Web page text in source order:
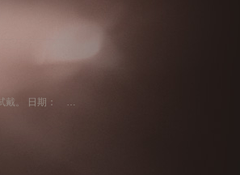
皇室美鑽展首次於MOKO新世紀廣場舉行，屆時將會展示最新耀目的鑽飾，歡迎蒞臨會場鑒試戴。 日期： 2020年11月3至9日 時間： 上午11時半至下午9時 地點： MOKO新世紀廣場1樓Kiosk 176A